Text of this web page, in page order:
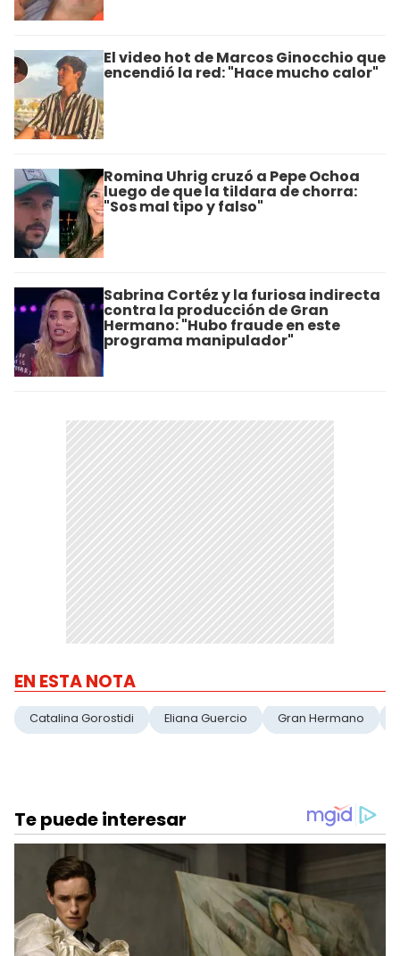
El video hot de Marcos Ginocchio que
encendió la red: "Hace mucho calor"
Romina Uhrig cruzó a Pepe Ochoa
luego de que la tildara de chorra:
"Sos mal tipo y falso"
Sabrina Cortéz y la furiosa indirecta
contra la producción de Gran
Hermano: "Hubo fraude en este
programa manipulador"
EN ESTA NOTA
Catalina Gorostidi Eliana Guercio Gran Hermano